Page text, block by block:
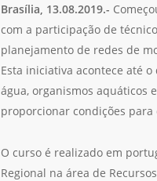
Brasília, 13.08.2019.-
com a participação de
planejamento de redes de
Esta iniciativa acontece até
água, organismos aquáticos
proporcionar condições
O curso é realizado em
Regional na área de